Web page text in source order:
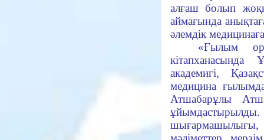
алғаш болып
аймағында
әлемдік
«Ғылым
академигі,
медицина
Атшабарұлы